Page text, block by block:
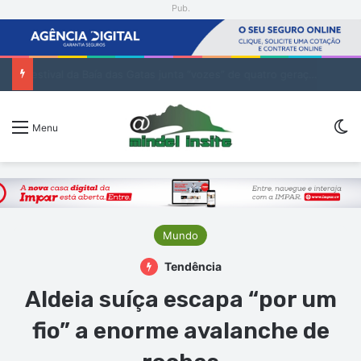
Pub.
Menu
Mundo
Tendência
Aldeia suíça escapa “por um
fio” a enorme avalanche de